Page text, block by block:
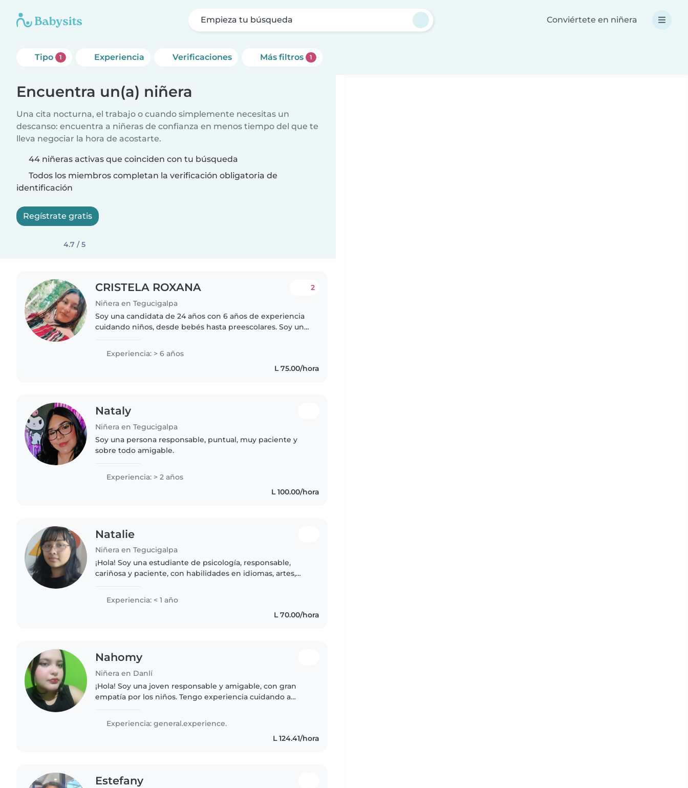
Empieza tu búsqueda Conviértete en niñera
Tipo 1 Experiencia Verificaciones Más filtros 1
Encuentra un(a) niñera
Una cita nocturna, el trabajo o cuando simplemente necesitas un
descanso: encuentra a niñeras de confianza en menos tiempo del que te
lleva negociar la hora de acostarte.
44 niñeras activas que coinciden con tu búsqueda
Todos los miembros completan la verificación obligatoria de
identificación
Regístrate gratis
4.7 / 5
CRISTELA ROXANA
Niñera en Tegucigalpa
2
Soy una candidata de 24 años con 6 años de experiencia
cuidando niños, desde bebés hasta preescolares. Soy una
mucho leyendo, escuchando..
Experiencia: > 6 años
L 75.00/hora
Nataly
Niñera en Tegucigalpa
Soy una persona responsable, puntual, muy paciente y
sobre todo amigable.
Experiencia: > 2 años
L 100.00/hora
Natalie
Niñera en Tegucigalpa
¡Hola! Soy una estudiante de psicología, responsable,
cariñosa y paciente, con habilidades en idiomas, artes,
cuidando pequeños de..
Experiencia: < 1 año
L 70.00/hora
Nahomy
Niñera en Danlí
¡Hola! Soy una joven responsable y amigable, con gran
empatía por los niños. Tengo experiencia cuidando a
tareas, cocinando y haciendo..
Experiencia: general.experience.
L 124.41/hora
Estefany